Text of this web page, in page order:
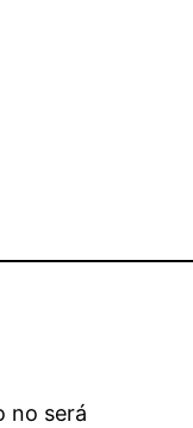
no será